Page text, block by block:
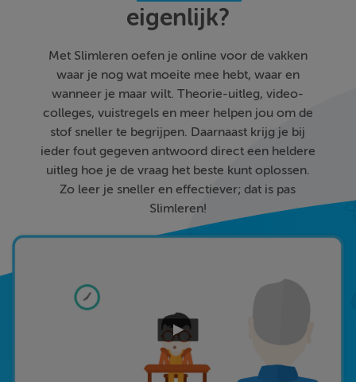
eigenlijk?
Met Slimleren oefen je online voor de vakken
waar je nog wat moeite mee hebt, waar en
wanneer je maar wilt. Theorie-uitleg, video-
colleges, vuistregels en meer helpen jou om de
stof sneller te begrijpen. Daarnaast krijg je bij
ieder fout gegeven antwoord direct een heldere
uitleg hoe je de vraag het beste kunt oplossen.
Zo leer je sneller en effectiever; dat is pas
Slimleren!